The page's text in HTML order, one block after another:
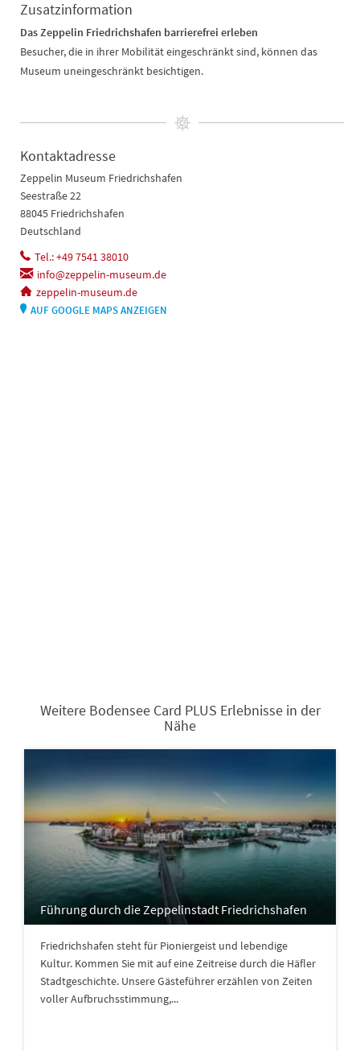
Zusatzinformation
Das Zeppelin Friedrichshafen barrierefrei erleben
Besucher, die in ihrer Mobilität eingeschränkt sind, können das
Museum uneingeschränkt besichtigen.
Kontaktadresse
Zeppelin Museum Friedrichshafen
Seestraße 22
88045 Friedrichshafen
Deutschland
Tel.: +49 7541 38010
info@zeppelin-museum.de
zeppelin-museum.de
AUF GOOGLE MAPS ANZEIGEN
Weitere Bodensee Card PLUS Erlebnisse in der
Nähe
Führung durch die Zeppelinstadt Friedrichshafen
Friedrichshafen steht für Pioniergeist und lebendige
Kultur. Kommen Sie mit auf eine Zeitreise durch die Häfler
Stadtgeschichte. Unsere Gästeführer erzählen von Zeiten
voller Aufbruchsstimmung,...